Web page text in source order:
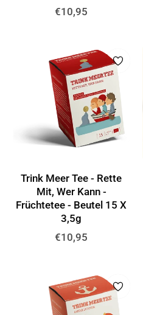
Normaler
€10,95
Trink Meer Tee - Rette
Mit, Wer Kann -
Früchtetee - Beutel 15 X
3,5g
Normaler
€10,95